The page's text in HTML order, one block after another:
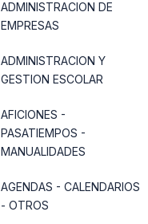
ADMINISTRACION DE
EMPRESAS
ADMINISTRACION Y
GESTION ESCOLAR
AFICIONES -
PASATIEMPOS -
MANUALIDADES
AGENDAS - CALENDARIOS
- OTROS